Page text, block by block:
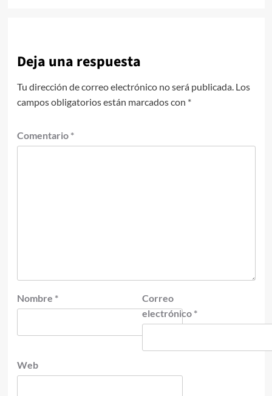
Deja una respuesta
Tu dirección de correo electrónico no será publicada. Los
campos obligatorios están marcados con *
Comentario *
Nombre *
Correo
electrónico *
Web